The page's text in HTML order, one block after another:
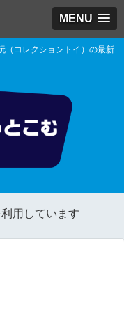
MENU
（コレクショントイ）の最新
用しています